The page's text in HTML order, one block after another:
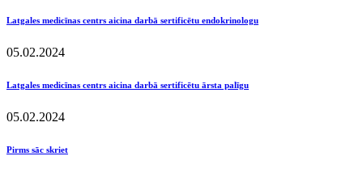
Latgales medicīnas centrs aicina darbā sertificētu endokrinologu
05.02.2024
Latgales medicīnas centrs aicina darbā sertificētu ārsta palīgu
05.02.2024
Pirms sāc skriet